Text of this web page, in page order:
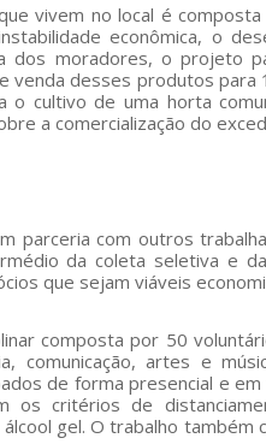
vivem no local é
econômica, o
dos moradores, o projeto
venda desses produtos
o cultivo de uma horta
a comercialização do
parceria com outros
da coleta seletiva e
que sejam viáveis
composta por 50
comunicação, artes e
de forma presencial e
os critérios de
gel. O trabalho